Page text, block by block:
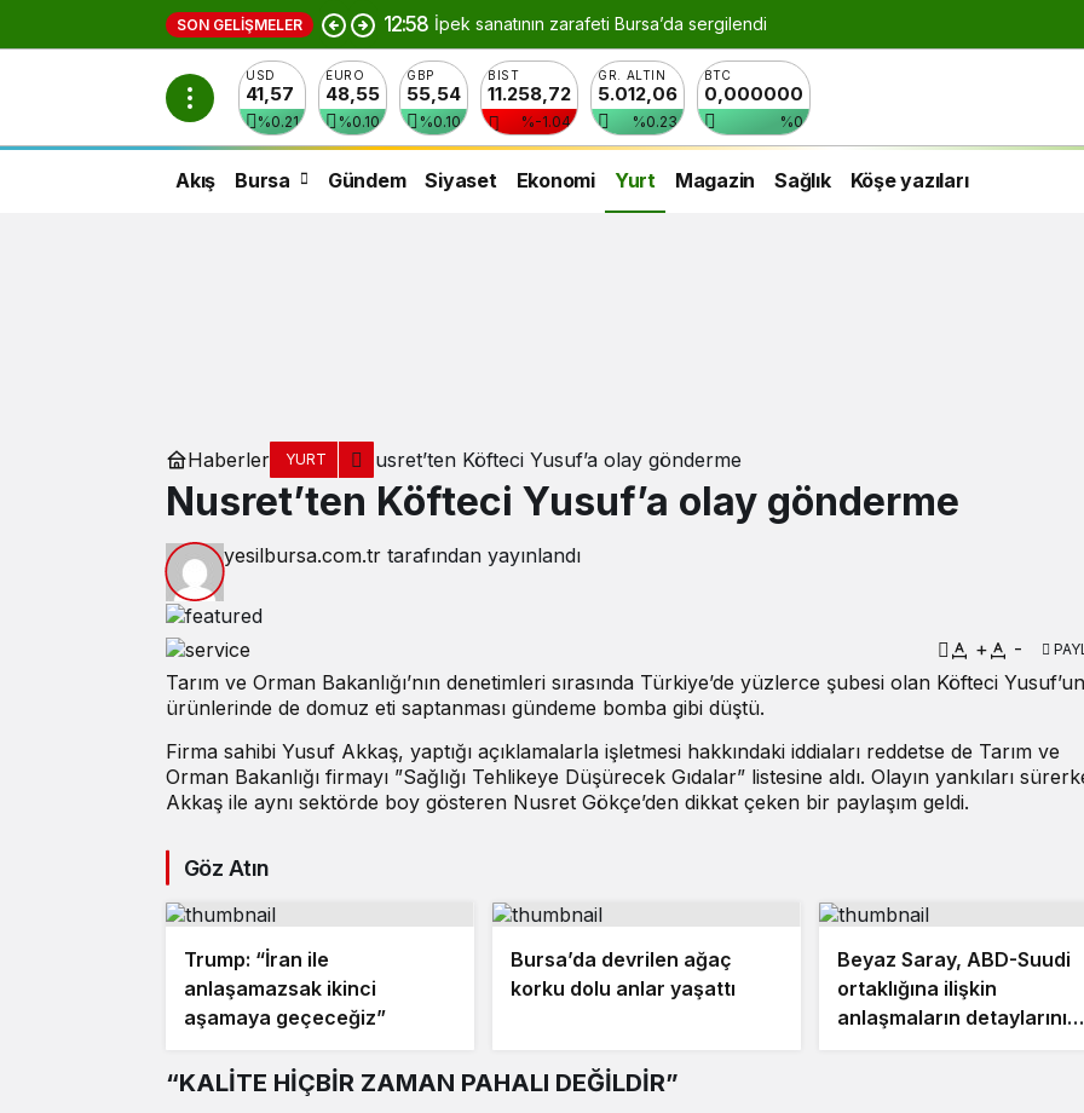
SON GELIŞMELER 12:58 İpek sanatının zarafeti Bursa’da sergilendi
USD
41,57
%0.21
EURO
48,55
%0.10
GBP
55,54
%0.10
BIST
11.258,72
%-1.04
GR. ALTIN
5.012,06
%0.23
BTC
0,000000
%0
Akış Bursa Gündem Siyaset Ekonomi Yurt Magazin Sağlık Köşe yazıları
Haberler YURT Nusret’ten Köfteci Yusuf’a olay gönderme
Nusret’ten Köfteci Yusuf’a olay gönderme
yesilbursa.com.tr tarafından yayınlandı
+ -
Tarım ve Orman Bakanlığı’nın denetimleri sırasında Türkiye’de yüzlerce şubesi olan Köfteci Yusuf’un
ürünlerinde de domuz eti saptanması gündeme bomba gibi düştü.
Firma sahibi Yusuf Akkaş, yaptığı açıklamalarla işletmesi hakkındaki iddiaları reddetse de Tarım ve
Orman Bakanlığı firmayı ”Sağlığı Tehlikeye Düşürecek Gıdalar” listesine aldı. Olayın yankıları
Akkaş ile aynı sektörde boy gösteren Nusret Gökçe’den dikkat çeken bir paylaşım geldi.
Göz Atın
Trump: “İran ile
anlaşamazsak ikinci
aşamaya geçeceğiz”
Bursa’da devrilen ağaç
korku dolu anlar yaşattı
Beyaz Saray, ABD-Suudi
ortaklığına ilişkin
anlaşmaların detaylarını
“KALİTE HİÇBİR ZAMAN PAHALI DEĞİLDİR”